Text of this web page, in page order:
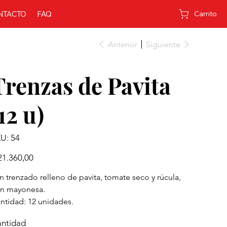
FAQ Carrito
Anterior Siguiente
de Pavita
u)
SKU
54
54
trenzado relleno de pavita, tomate seco y rúcula,
mayonesa.
12 unidades.